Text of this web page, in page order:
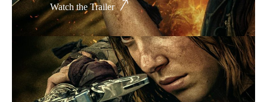
Hành động
Tình cảm
Việt Nam
Watch the Trailer